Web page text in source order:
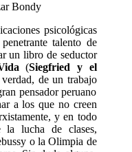
Bondy
psicológicas
talento de
un libro de seductor
(Siegfried y el
de un trabajo
pensador peruano
a los que no creen
y en todo
la lucha de clases,
o la Olimpia de